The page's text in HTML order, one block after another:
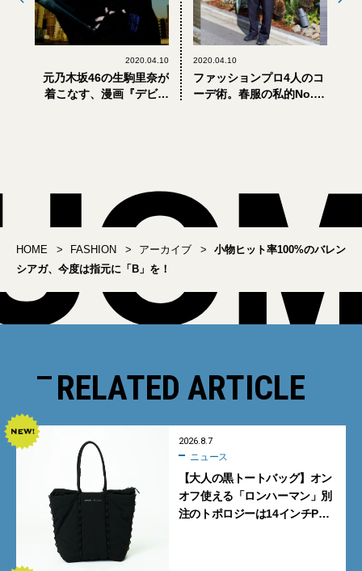
2020.04.10
元乃木坂46の生駒里奈が
着こなす、漫画『デビル
2020.04.10
ファッションプロ4人のコ
ーデ術。春服の私的No.
HOME FASHION アーカイブ
小物ヒット率100%のバレン
シアガ、今度は指元に「B」を！
RELATED ARTICLE
2026.8.7
ニュース
【大人の黒トートバッグ】オン
オフ使える「ロンハーマン」別
注のトポロジーは14インチPC